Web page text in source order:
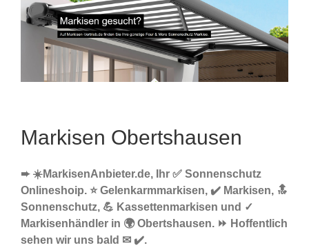
Markisen Obertshausen
➨ ☀️MarkisenAnbieter.de, Ihr ✅ Sonnenschutz
Onlineshoip. ⭐ Gelenkarmmarkisen, ✔️ Markisen, 🔝
Sonnenschutz, 💪 Kassettenmarkisen und ✓
Markisenhändler in 🌍 Obertshausen. ⏩ Hoffentlich
sehen wir uns bald ✉ ✔️.